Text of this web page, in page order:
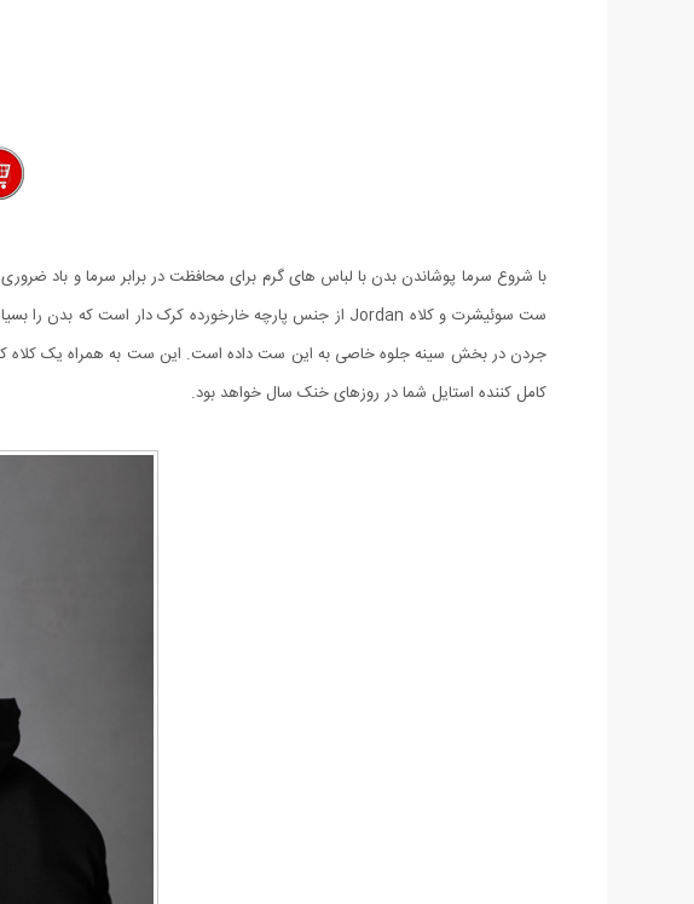
با شروع سرما پوشاندن بدن با لباس های گرم برای محافظت در برابر سرما و باد
کامل کننده استایل شما در روزهای خنک سال خواهد بود.